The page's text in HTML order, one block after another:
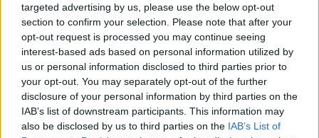
targeted advertising by us, please use the below opt-out
section to confirm your selection. Please note that after your
opt-out request is processed you may continue seeing
interest-based ads based on personal information utilized by
us or personal information disclosed to third parties prior to
your opt-out. You may separately opt-out of the further
disclosure of your personal information by third parties on the
IAB’s list of downstream participants. This information may
also be disclosed by us to third parties on the IAB’s List of